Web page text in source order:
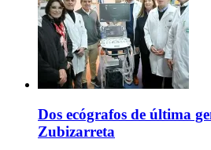
Dos ecógrafos de última
Zubizarreta